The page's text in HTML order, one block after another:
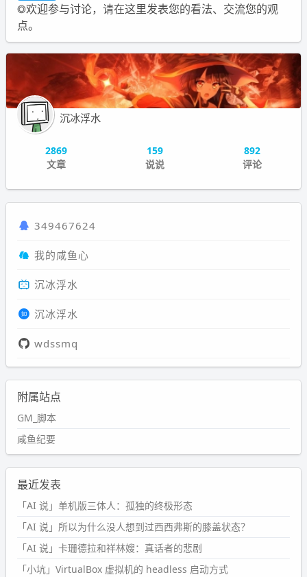
◎欢迎参与讨论，请在这里发表您的看法、交流您的观
点。
沉冰浮水
2869
文章
159
说说
892
评论
349467624
我的咸鱼心
沉冰浮水
沉冰浮水
wdssmq
附属站点
GM_脚本
咸鱼纪要
最近发表
「AI 说」单机版三体人：孤独的终极形态
「AI 说」所以为什么没人想到过西西弗斯的膝盖状态？
「AI 说」卡珊德拉和祥林嫂：真话者的悲剧
「小坑」VirtualBox 虚拟机的 headless 启动方式